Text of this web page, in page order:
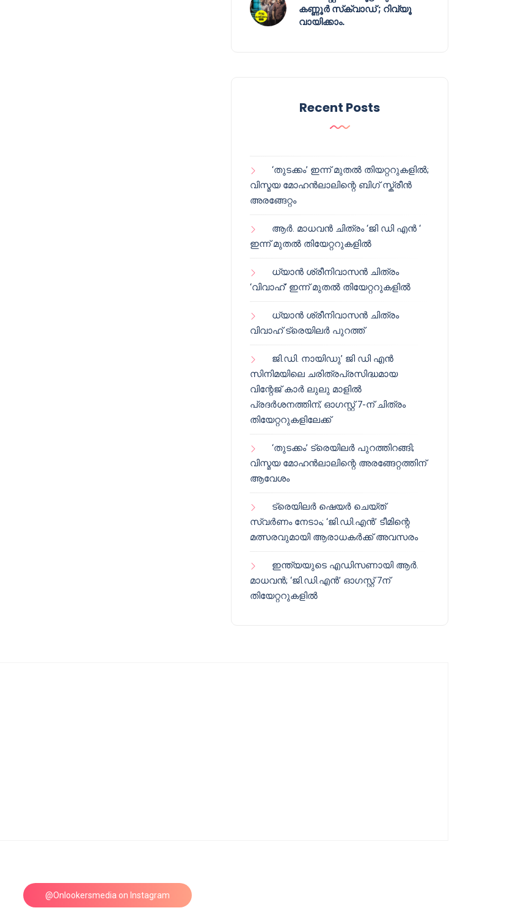
കണ്ണൂർ സ്‌ക്വാഡ് ; റിവ്യൂ
വായിക്കാം.
Recent Posts
‘തുടക്കം’ ഇന്ന് മുതൽ തിയറ്ററുകളിൽ;
വിസ്മയ മോഹൻലാലിന്റെ ബിഗ് സ്ക്രീൻ
അരങ്ങേറ്റം
ആർ. മാധവൻ ചിത്രം ‘ജി ഡി എൻ ‘
ഇന്ന് മുതൽ തിയേറ്ററുകളിൽ
ധ്യാൻ ശ്രീനിവാസൻ ചിത്രം
‘വിവാഹ്’ ഇന്ന് മുതൽ തിയേറ്ററുകളിൽ
ധ്യാൻ ശ്രീനിവാസൻ ചിത്രം
വിവാഹ് ട്രെയിലർ പുറത്ത്
ജി.ഡി. നായിഡു’ ജി ഡി എൻ
സിനിമയിലെ ചരിത്രപ്രസിദ്ധമായ
വിന്റേജ് കാർ ലുലു മാളിൽ
പ്രദർശനത്തിന്; ഓഗസ്റ്റ് 7-ന് ചിത്രം
തിയേറ്ററുകളിലേക്ക്
‘തുടക്കം’ ട്രെയിലർ പുറത്തിറങ്ങി;
വിസ്മയ മോഹൻലാലിന്റെ അരങ്ങേറ്റത്തിന്
ആവേശം
ട്രെയിലർ ഷെയർ ചെയ്‌ത്
സ്വർണം നേടാം; ‘ജി.ഡി.എൻ’ ടീമിന്റെ
മത്സരവുമായി ആരാധകർക്ക് അവസരം
ഇന്ത്യയുടെ എഡിസണായി ആർ.
മാധവൻ; ‘ജി.ഡി.എൻ’ ഓഗസ്റ്റ് 7ന്
തിയേറ്ററുകളിൽ
@Onlookersmedia on Instagram
Follow on Instagram